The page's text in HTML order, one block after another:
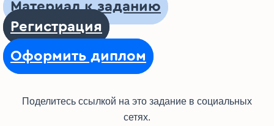
Материал к заданию
Регистрация
Оформить диплом
Поделитесь ссылкой на это задание в социальных
сетях.